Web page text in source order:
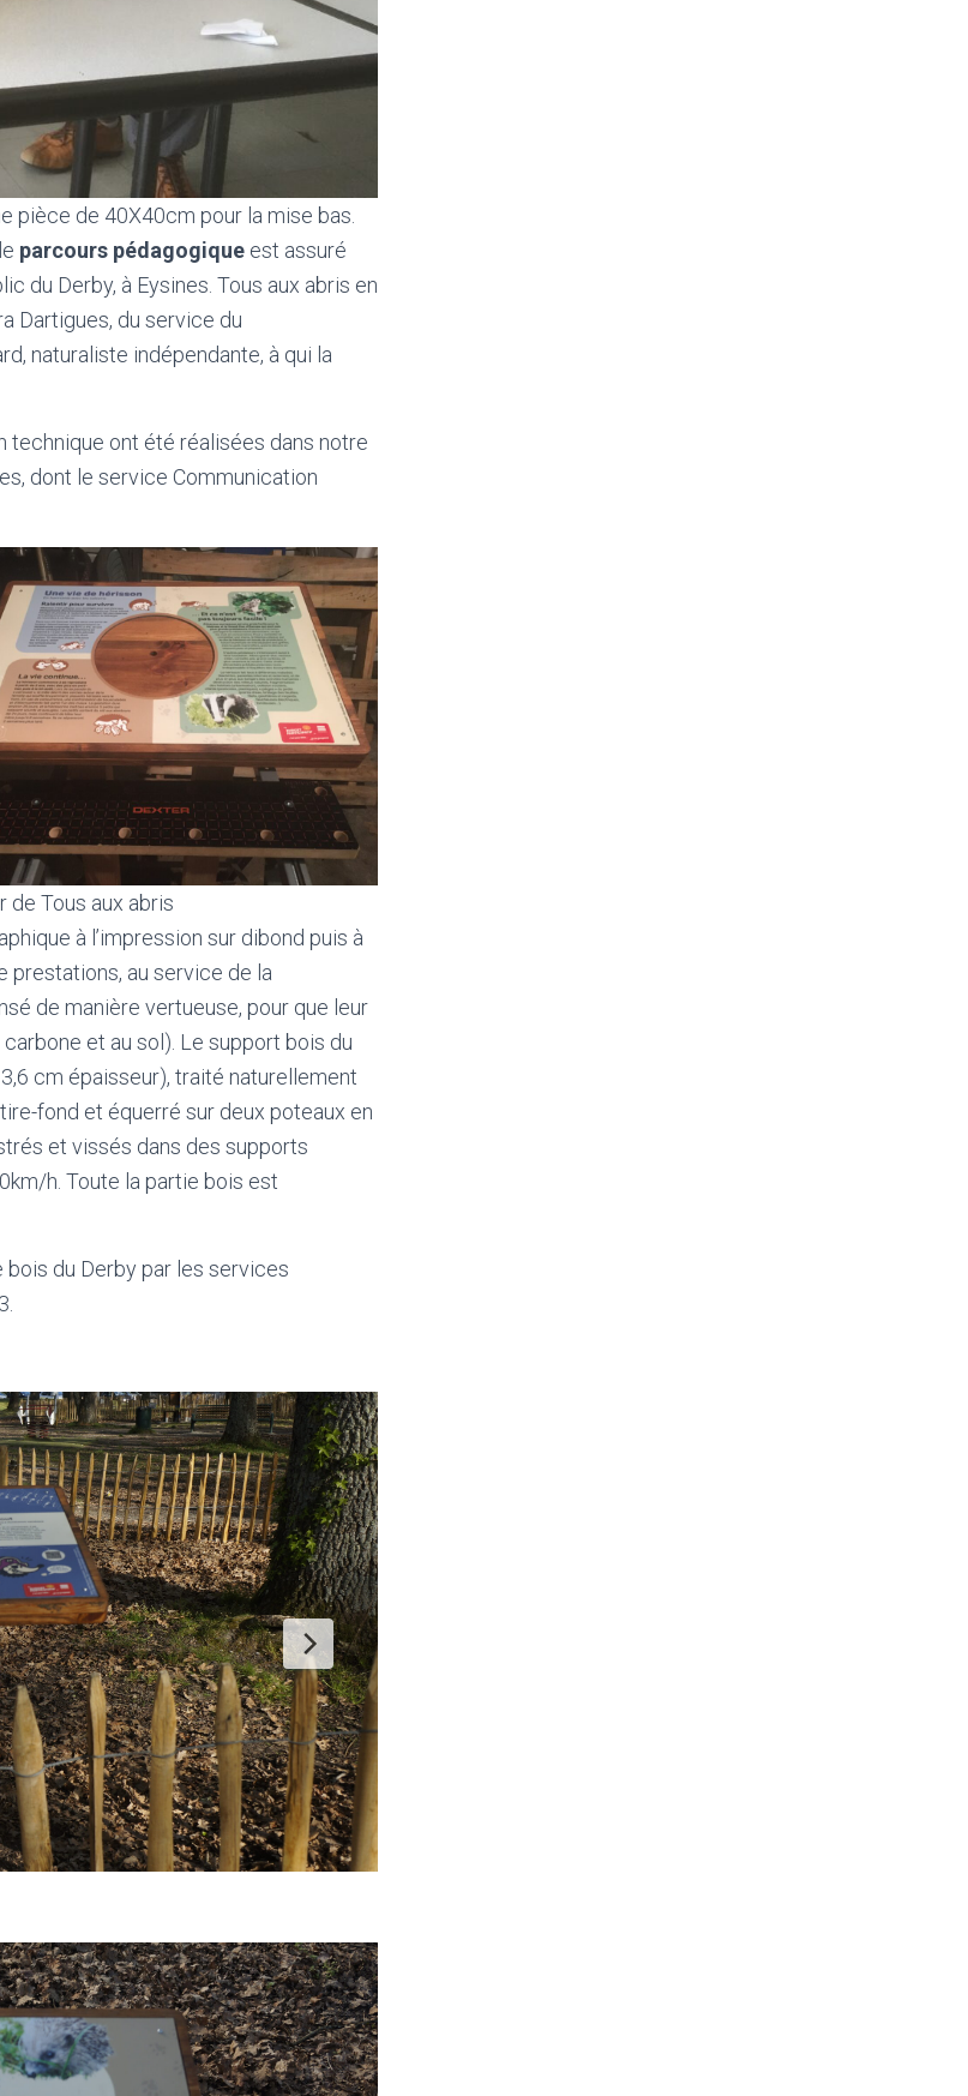
pièce de 40X40cm pour la mise bas.
parcours pédagogique est assuré
du Derby, à Eysines. Tous aux abris en
Dartigues, du service du
naturaliste indépendante, à qui la
technique ont été réalisées dans notre
dont le service Communication
de Tous aux abris
à l’impression sur dibond puis à
prestations, au service de la
de manière vertueuse, pour que leur
et au sol). Le support bois du
cm épaisseur), traité naturellement
fond et équerré sur deux poteaux en
et vissés dans des supports
h. Toute la partie bois est
bois du Derby par les services